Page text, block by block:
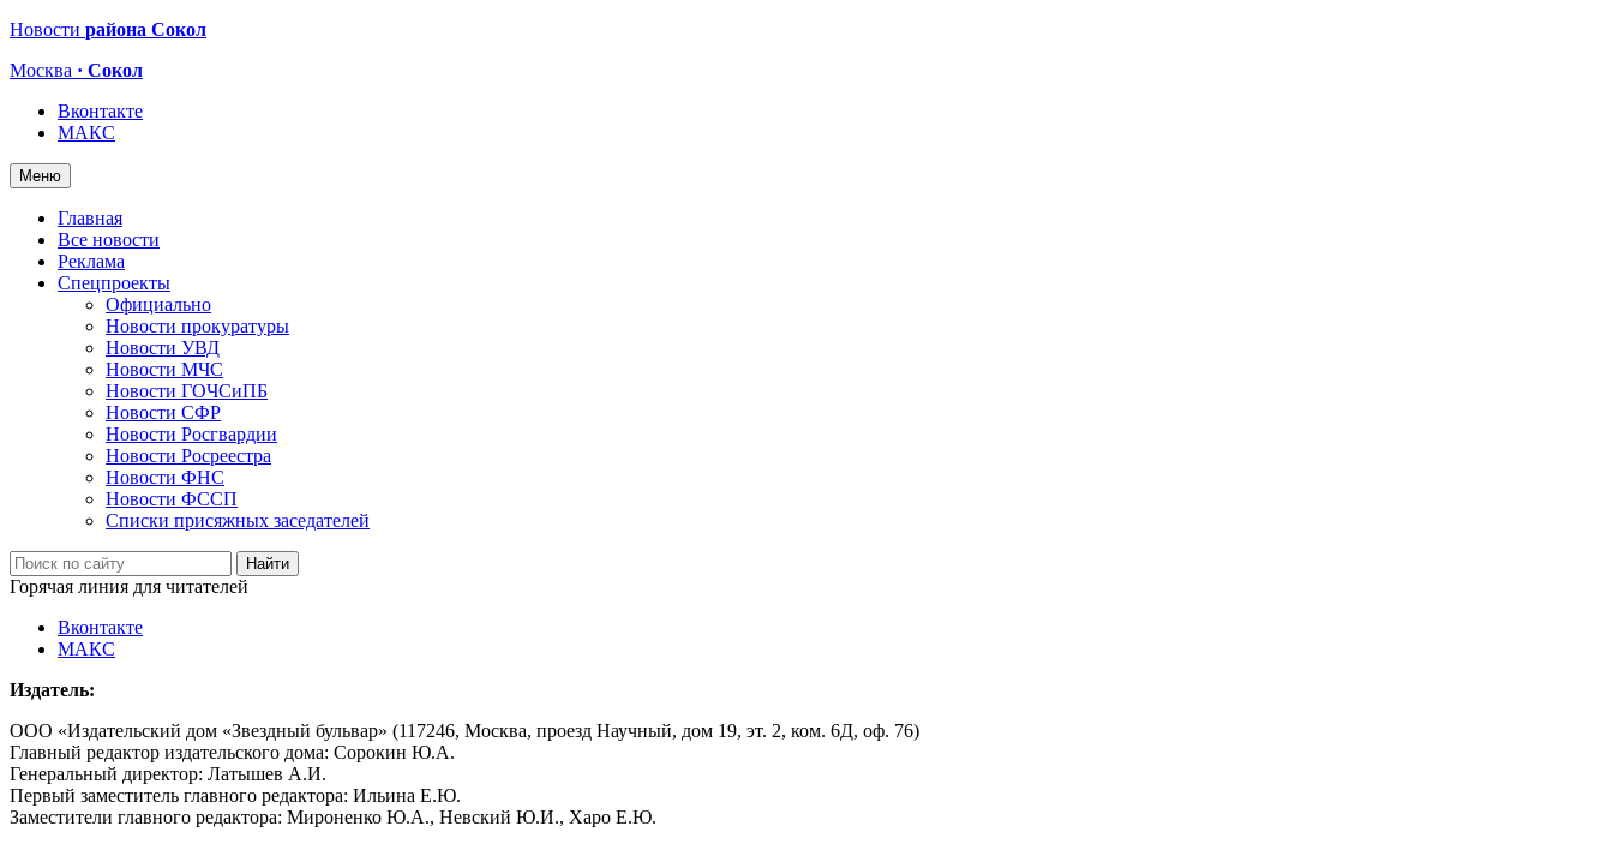
Новости района Сокол
Москва · Сокол
Вконтакте
МАКС
Меню
Главная
Все новости
Реклама
Спецпроекты
Официально
Новости прокуратуры
Новости УВД
Новости МЧС
Новости ГОЧСиПБ
Новости СФР
Новости Росгвардии
Новости Росреестра
Новости ФНС
Новости ФССП
Списки присяжных заседателей
Горячая линия для читателей
Вконтакте
МАКС
Издатель:
ООО «Издательский дом «Звездный бульвар» (117246, Москва, проезд Научный, дом 19, эт. 2, ком. 6Д, оф. 76)
Главный редактор издательского дома: Сорокин Ю.А.
Генеральный директор: Латышев А.И.
Первый заместитель главного редактора: Ильина Е.Ю.
Заместители главного редактора: Мироненко Ю.А., Невский Ю.И., Харо Е.Ю.